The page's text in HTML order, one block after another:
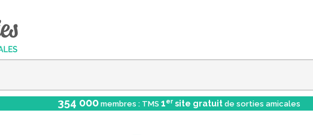
354 000 membres : TMS 1er site gratuit de sorties amicales